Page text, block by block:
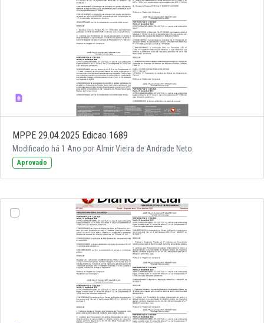
MPPE 29.04.2025 Edicao 1689
Modificado há 1 Ano por Almir Vieira de Andrade Neto.
Aprovado